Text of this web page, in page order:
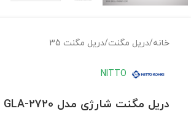
خانه/دریل مگنت/دریل مگنت 35
NITTO
دریل مگنت شارژی مدل GLA-2720